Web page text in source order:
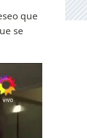
que
se